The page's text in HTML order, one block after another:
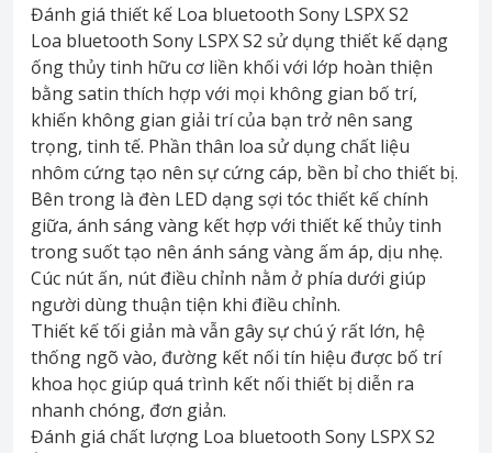
Đánh giá thiết kế Loa bluetooth Sony LSPX S2
Loa bluetooth Sony LSPX S2 sử dụng thiết kế dạng
ống thủy tinh hữu cơ liền khối với lớp hoàn thiện
bằng satin thích hợp với mọi không gian bố trí,
khiến không gian giải trí của bạn trở nên sang
trọng, tinh tế. Phần thân loa sử dụng chất liệu
nhôm cứng tạo nên sự cứng cáp, bền bỉ cho thiết bị.
Bên trong là đèn LED dạng sợi tóc thiết kế chính
giữa, ánh sáng vàng kết hợp với thiết kế thủy tinh
trong suốt tạo nên ánh sáng vàng ấm áp, dịu nhẹ.
Cúc nút ấn, nút điều chỉnh nằm ở phía dưới giúp
người dùng thuận tiện khi điều chỉnh.
Thiết kế tối giản mà vẫn gây sự chú ý rất lớn, hệ
thống ngõ vào, đường kết nối tín hiệu được bố trí
khoa học giúp quá trình kết nối thiết bị diễn ra
nhanh chóng, đơn giản.
Đánh giá chất lượng Loa bluetooth Sony LSPX S2